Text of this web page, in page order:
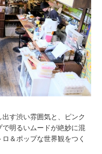
す渋い雰囲気と、ピンク
明るいムードが絶妙に混
＆ポップな世界観をつく